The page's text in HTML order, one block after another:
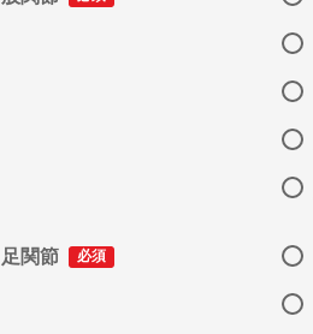
足関節 必須